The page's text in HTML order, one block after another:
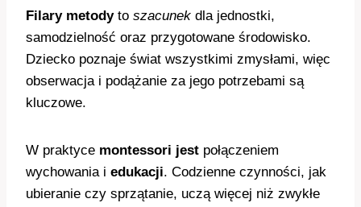
Filary metodyto szacunek dla jednostki,
samodzielność oraz przygotowane środowisko.
Dziecko poznaje świat wszystkimi zmysłami, więc
obserwacja i podążanie za jego potrzebami są
kluczowe.
W praktyce montessori jest połączeniem
wychowania i edukacji. Codzienne czynności, jak
ubieranie czy sprzątanie, uczą więcej niż zwykłe